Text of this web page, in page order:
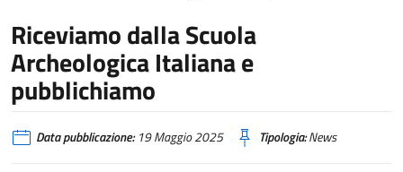
Riceviamo dalla Scuola
Archeologica Italiana e
pubblichiamo
Data pubblicazione:19 Maggio 2025 Tipologia:News